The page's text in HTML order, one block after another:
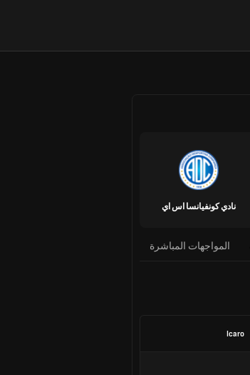
نادي كونفيانسا اس اي
المواجهات المباشرة
Icaro